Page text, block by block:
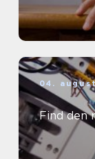
04.
Find den